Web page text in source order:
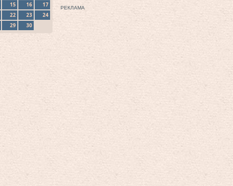
15 16
17
22 23
24
29 30
РЕКЛАМА